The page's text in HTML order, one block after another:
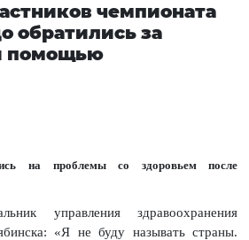
чемпионата
обратились за
помощью
на проблемы со здоровьем после
управления здравоохранения
«Я не буду называть страны.